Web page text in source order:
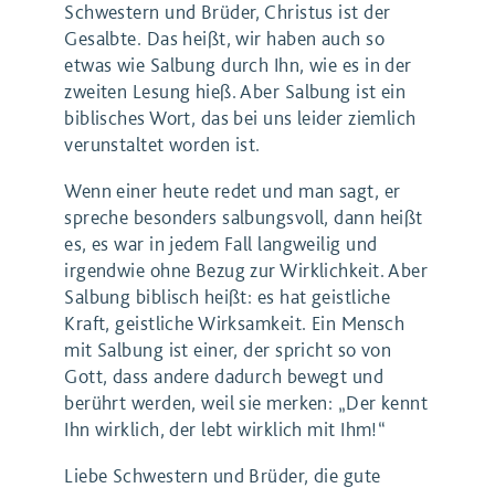
Schwestern und Brüder, Christus ist der
Gesalbte. Das heißt, wir haben auch so
etwas wie Salbung durch Ihn, wie es in der
zweiten Lesung hieß. Aber Salbung ist ein
biblisches Wort, das bei uns leider ziemlich
verunstaltet worden ist.
Wenn einer heute redet und man sagt, er
spreche besonders salbungsvoll, dann heißt
es, es war in jedem Fall langweilig und
irgendwie ohne Bezug zur Wirklichkeit. Aber
Salbung biblisch heißt: es hat geistliche
Kraft, geistliche Wirksamkeit. Ein Mensch
mit Salbung ist einer, der spricht so von
Gott, dass andere dadurch bewegt und
berührt werden, weil sie merken: „Der kennt
Ihn wirklich, der lebt wirklich mit Ihm!“
Liebe Schwestern und Brüder, die gute